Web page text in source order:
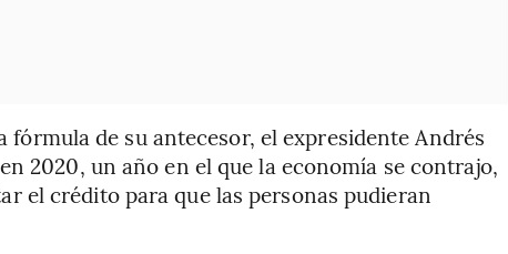
de su antecesor, el expresidente Andrés
2020, un año en el que la economía se contrajo,
el crédito para que las personas pudieran